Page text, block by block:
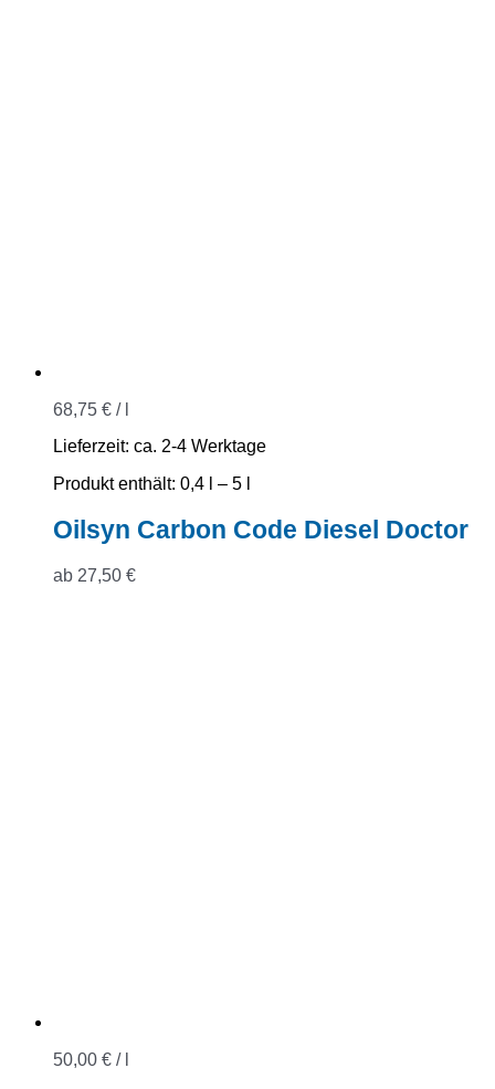
68,75 € /
Lieferzeit: ca. 2-4 Werktage
Produkt enthält: 0,4
– 5
Oilsyn Carbon Code Diesel Doctor
ab 27,50 €
50,00 € /